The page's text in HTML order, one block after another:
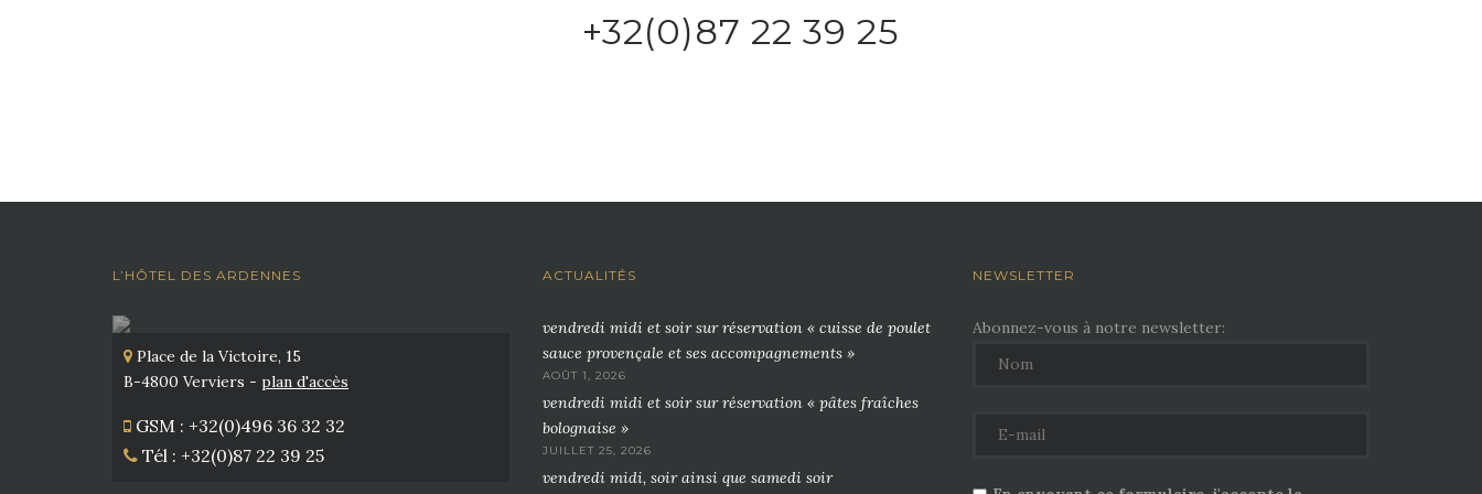
+32(0)87 22 39 25
L’HÔTEL DES ARDENNES
Place de la Victoire, 15
B-4800 Verviers - plan d'accès
GSM : +32(0)496 36 32 32
Tél : +32(0)87 22 39 25
ACTUALITÉS
vendredi midi et soir sur réservation « cuisse de poulet
sauce provençale et ses accompagnements »
AOÛT 1, 2026
vendredi midi et soir sur réservation « pâtes fraîches
bolognaise »
JUILLET 25, 2026
vendredi midi, soir ainsi que samedi soir
NEWSLETTER
Abonnez-vous à notre newsletter: